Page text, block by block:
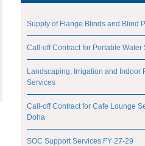
Supply of Flange Blinds and Blind
Call-off Contract for Portable Water
Landscaping, Irrigation and Indoor
Services
Call-off Contract for Cafe Lounge
Doha
SOC Support Services FY 27-29